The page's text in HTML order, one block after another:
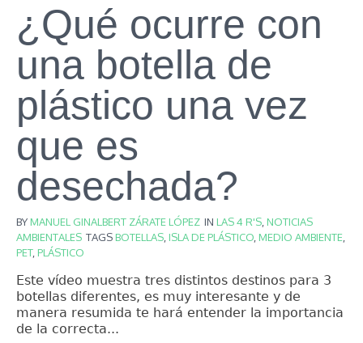
¿Qué ocurre con
una botella de
plástico una vez
que es
desechada?
BYMANUEL GINALBERT ZÁRATE LÓPEZ IN LAS 4 R'S NOTICIAS
AMBIENTALES TAGSBOTELLAS ISLA DE PLÁSTICO MEDIO AMBIENTE
PET, PLÁSTICO
Este vídeo muestra tres distintos destinos para 3
botellas diferentes, es muy interesante y de
manera resumida te hará entender la importancia
de la correcta...